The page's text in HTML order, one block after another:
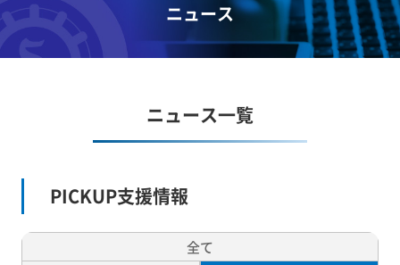
ニュース
ニュース一覧
PICKUP支援情報
全て